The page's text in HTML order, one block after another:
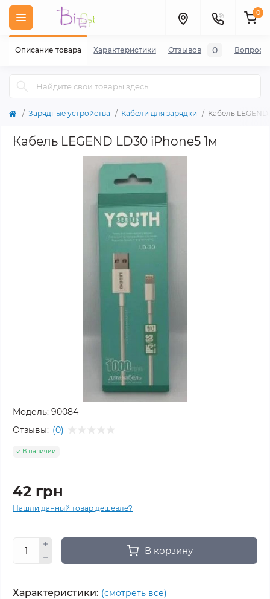
0
Зарядные устройства Кабели для зарядки Кабель
Кабель LEGEND LD30 iPhone5 1м
Модель: 90084
Отзывы: (0)
В наличии
42 грн
Нашли данный товар дешевле?
В корзину
Характеристики: (смотреть все)
Описание товара Характеристики Отзывов 0 Вопросы